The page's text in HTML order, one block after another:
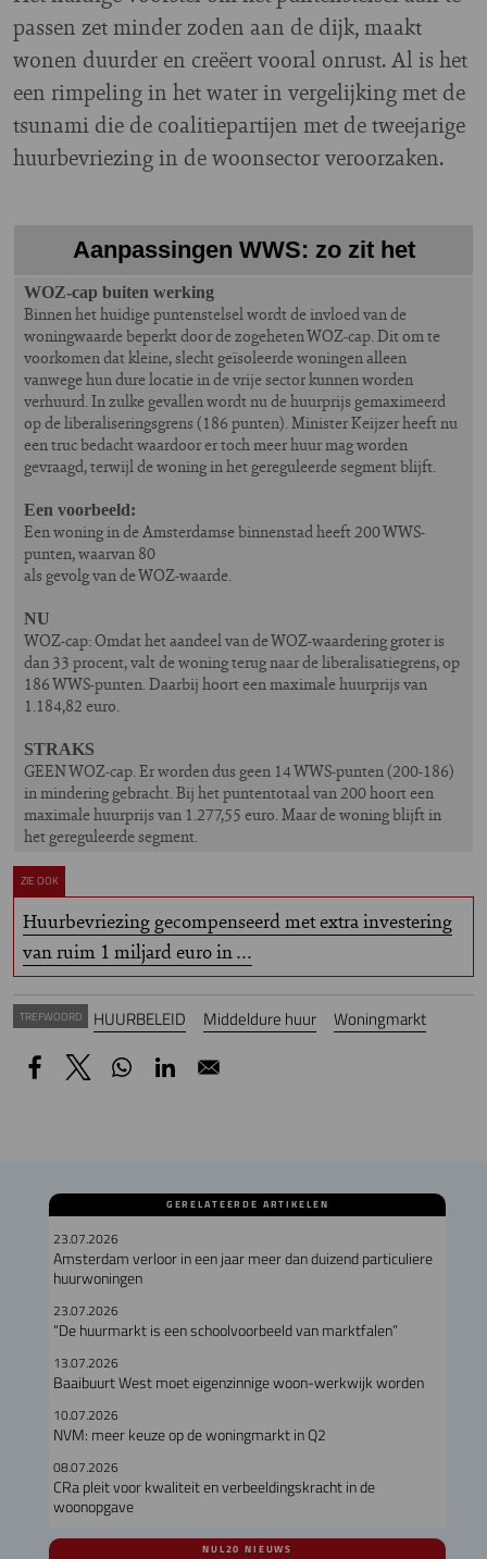
passen zet minder zoden aan de dijk, maakt
wonen duurder en creëert vooral onrust. Al is het
een rimpeling in het water in vergelijking met de
tsunami die de coalitiepartijen met de tweejarige
huurbevriezing in de woonsector veroorzaken.
Aanpassingen WWS: zo zit het
WOZ-cap buiten werking
Binnen het huidige puntenstelsel wordt de invloed van de
woningwaarde beperkt door de zogeheten WOZ-cap. Dit om te
voorkomen dat kleine, slecht geïsoleerde woningen alleen
vanwege hun dure locatie in de vrije sector kunnen worden
verhuurd. In zulke gevallen wordt nu de huurprijs gemaximeerd
op de liberaliseringsgrens (186 punten). Minister Keijzer heeft nu
een truc bedacht waardoor er toch meer huur mag worden
gevraagd, terwijl de woning in het gereguleerde segment blijft.
Een voorbeeld:
Een woning in de Amsterdamse binnenstad heeft 200 WWS-
punten, waarvan 80
als gevolg van de WOZ-waarde.
NU
WOZ-cap: Omdat het aandeel van de WOZ-waardering groter is
dan 33 procent, valt de woning terug naar de liberalisatiegrens, op
186 WWS-punten. Daarbij hoort een maximale huurprijs van
1.184,82 euro.
STRAKS
GEEN WOZ-cap. Er worden dus geen 14 WWS-punten (200-186)
in mindering gebracht. Bij het puntentotaal van 200 hoort een
maximale huurprijs van 1.277,55 euro. Maar de woning blijft in
het gereguleerde segment.
ZIE OOK
Huurbevriezing gecompenseerd met extra investering
van ruim 1 miljard euro in …
TREFWOORD HUURBELEID Middeldure huur Woningmarkt
GERELATEERDE ARTIKELEN
23.07.2026
Amsterdam verloor in een jaar meer dan duizend particuliere
huurwoningen
23.07.2026
“De huurmarkt is een schoolvoorbeeld van marktfalen”
13.07.2026
Baaibuurt West moet eigenzinnige woon-werkwijk worden
10.07.2026
NVM: meer keuze op de woningmarkt in Q2
08.07.2026
CRa pleit voor kwaliteit en verbeeldingskracht in de
woonopgave
NUL20 NIEUWS